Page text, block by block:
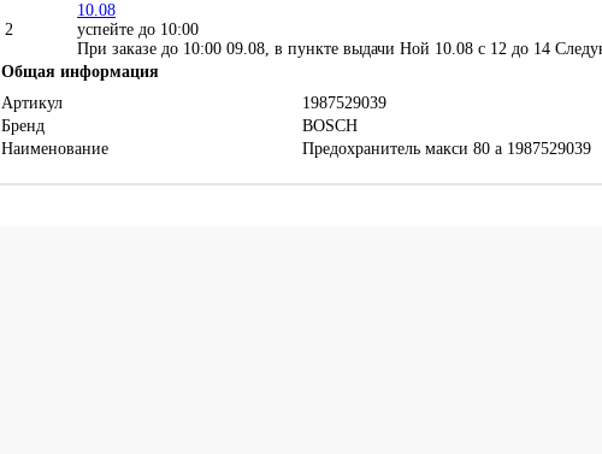
2
10.08
успейте до 10:00
При заказе до 10:00 09.08, в пункте выдачи Ной 10.08 c 12 до 14
Общая информация
Артикул
1987529039
Бренд
BOSCH
Наименование
Предохранитель макси 80 а 1987529039